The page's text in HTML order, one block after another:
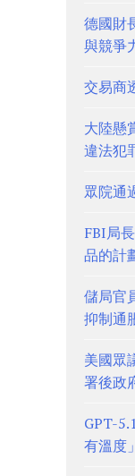
德國財
與競爭
交易商
大陸懸
違法犯
眾院通
FBI局
品的計
儲局官
抑制通
美國眾
署後政
GPT-
有溫度」